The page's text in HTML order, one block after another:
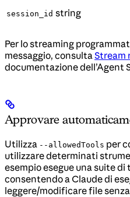
session_id string
Per lo streaming
messaggio, consulta Stream
documentazione dell’Agent
Approvare
Utilizza --allowedTools per
utilizzare determinati
esempio esegue una suite di
consentendo a Claude di
leggere/modificare file